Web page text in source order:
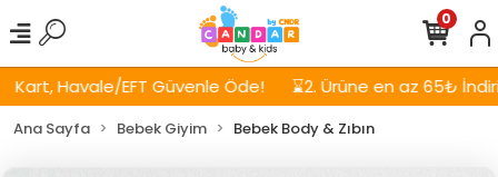
Havale/EFT Güvenle Öde! ⌛2. Ürüne en az 65₺ İndirim!
0
Ana Sayfa Bebek Giyim Bebek Body & Zıbın